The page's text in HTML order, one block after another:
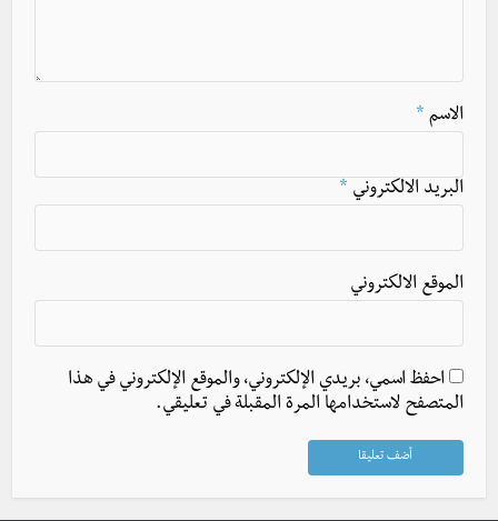
الاسم *
البريد الالكتروني *
الموقع الالكتروني
احفظ اسمي، بريدي الإلكتروني، والموقع الإلكتروني في هذا
المتصفح لاستخدامها المرة المقبلة في تعليقي.